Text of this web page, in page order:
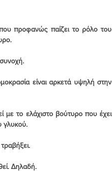
προφανώς παίζει το ρόλο του
είναι αρκετά υψηλή στην
με το ελάχιστο βούτυρο που έχει
γλυκού.
Δηλαδή.